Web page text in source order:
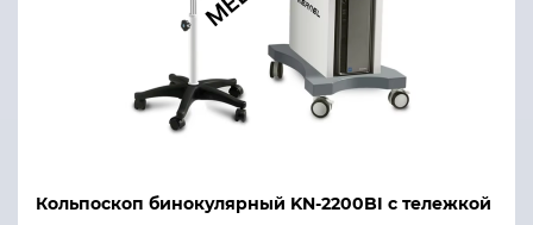
Кольпоскоп бинокулярный KN-2200BI с тележкой